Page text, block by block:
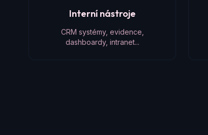
Interní nástroje
CRM systémy, evidence,
dashboardy, intranet...